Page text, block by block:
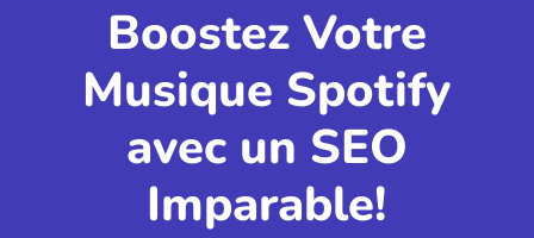
Boostez Votre
Musique Spotify
avec un SEO
Imparable!